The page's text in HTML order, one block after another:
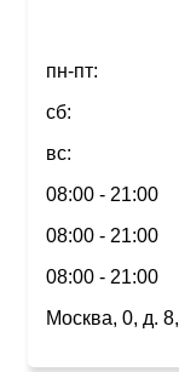
пн-пт:
сб:
вс:
08:00 - 21:00
08:00 - 21:00
08:00 - 21:00
Москва, 0, д.